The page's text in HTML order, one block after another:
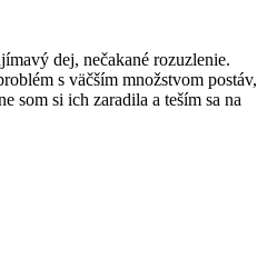
dej, nečakané rozuzlenie.
s väčším množstvom postáv,
som si ich zaradila a teším sa na